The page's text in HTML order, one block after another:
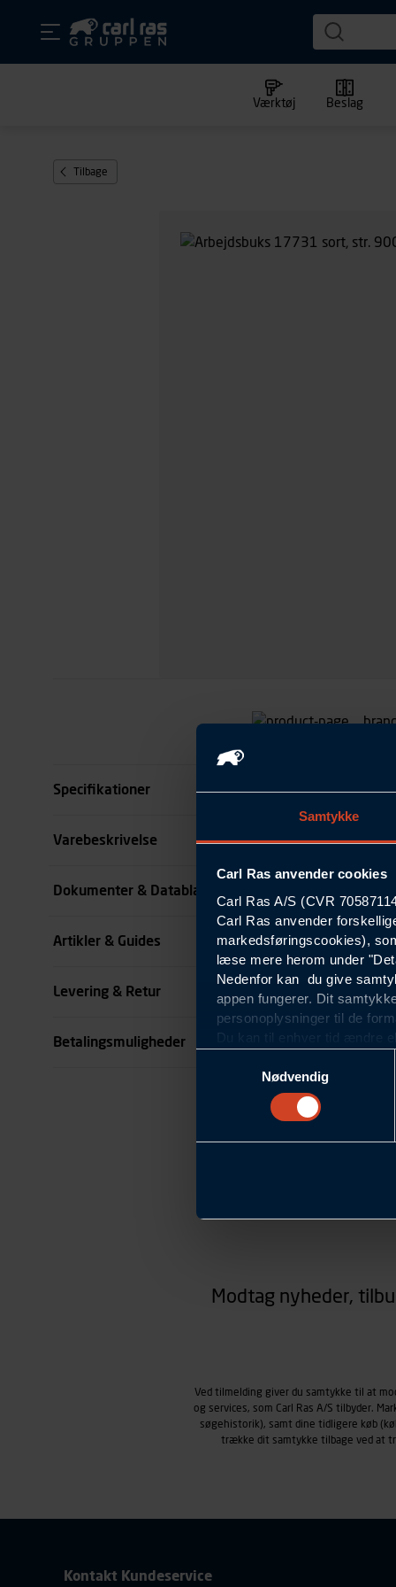
Samtykke
Carl Ras anvender cookies
Carl Ras A/S (CVR
Carl Ras anvender
markedsføringscookies),
læse mere herom under
Nedenfor kan du give
appen fungerer. Dit
personoplysninger til de
Du kan til enhver tid ændre
Statistikcookies
Carl Ras anvender
hjemmeside og apps,
færden på siderne,
informationer om
hjemmesiden ser ud eller
Carl Ras anvender
henblik på markedsføring,
personoplysninger om
Vi henviser endvidere til
personoplysninger.
Nødvendig
Værktøj Beslag
Tilbage
Specifikationer
Størrelse
se all specifikationer
Varebeskrivelse
Dokumenter & Datablade
Artikler & Guides
Levering & Retur
Betalingsmuligheder
Modtag nyheder,
Ved tilmelding giver du samtykke til at
og services, som Carl Ras A/S tilbyder.
søgehistorik), samt dine tidligere køb
trække dit samtykke tilbage ved at
Kontakt Kundeservice